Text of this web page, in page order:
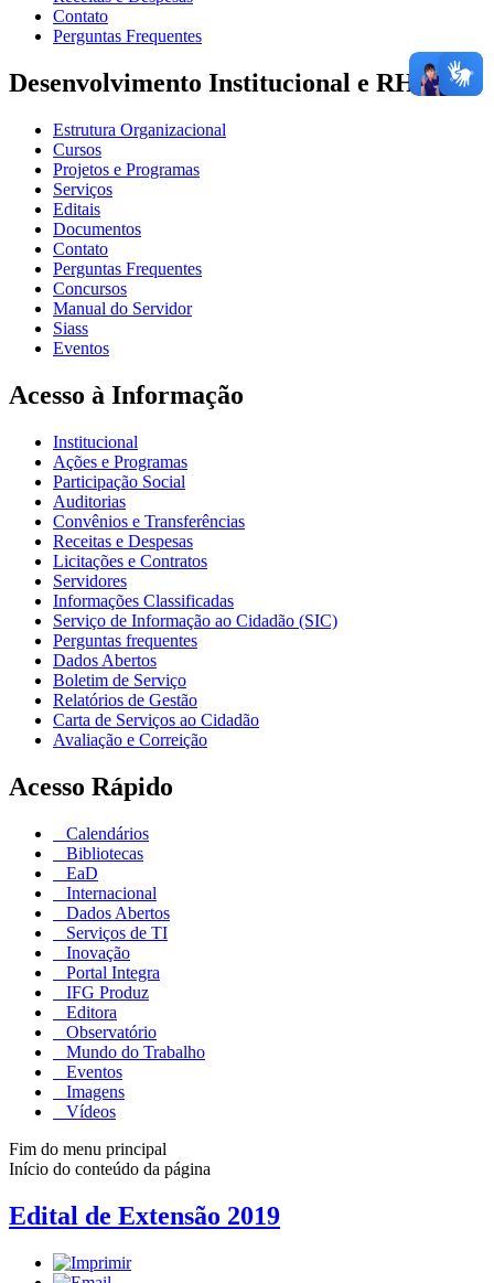
Contato
Perguntas Frequentes
Desenvolvimento Institucional e RH
Estrutura Organizacional
Cursos
Projetos e Programas
Serviços
Editais
Documentos
Contato
Perguntas Frequentes
Concursos
Manual do Servidor
Siass
Eventos
Acesso à Informação
Institucional
Ações e Programas
Participação Social
Auditorias
Convênios e Transferências
Receitas e Despesas
Licitações e Contratos
Servidores
Informações Classificadas
Serviço de Informação ao Cidadão (SIC)
Perguntas frequentes
Dados Abertos
Boletim de Serviço
Relatórios de Gestão
Carta de Serviços ao Cidadão
Avaliação e Correição
Acesso Rápido
Calendários
Bibliotecas
EaD
Internacional
Dados Abertos
Serviços de TI
Inovação
Portal Integra
IFG Produz
Editora
Observatório
Mundo do Trabalho
Eventos
Imagens
Vídeos
Fim do menu principal
Início do conteúdo da página
Edital de Extensão 2019